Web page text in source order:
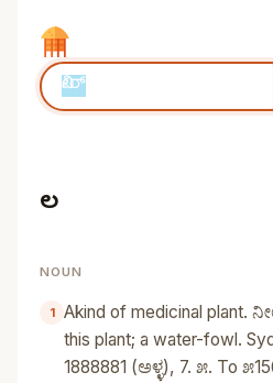
ಲಕಿ
NOUN
Akind of medicinal plant.
this plant; a water-fowl.
1888881 (ಅಳ್ಳ), 7. ೫. To